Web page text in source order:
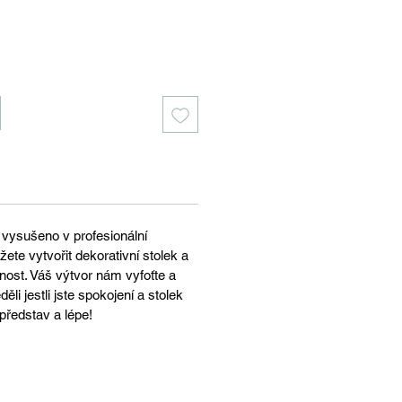
v profesionální
vytvořit dekorativní stolek a
Váš výtvor nám vyfoťte a
jestli jste spokojení a stolek
a lépe!